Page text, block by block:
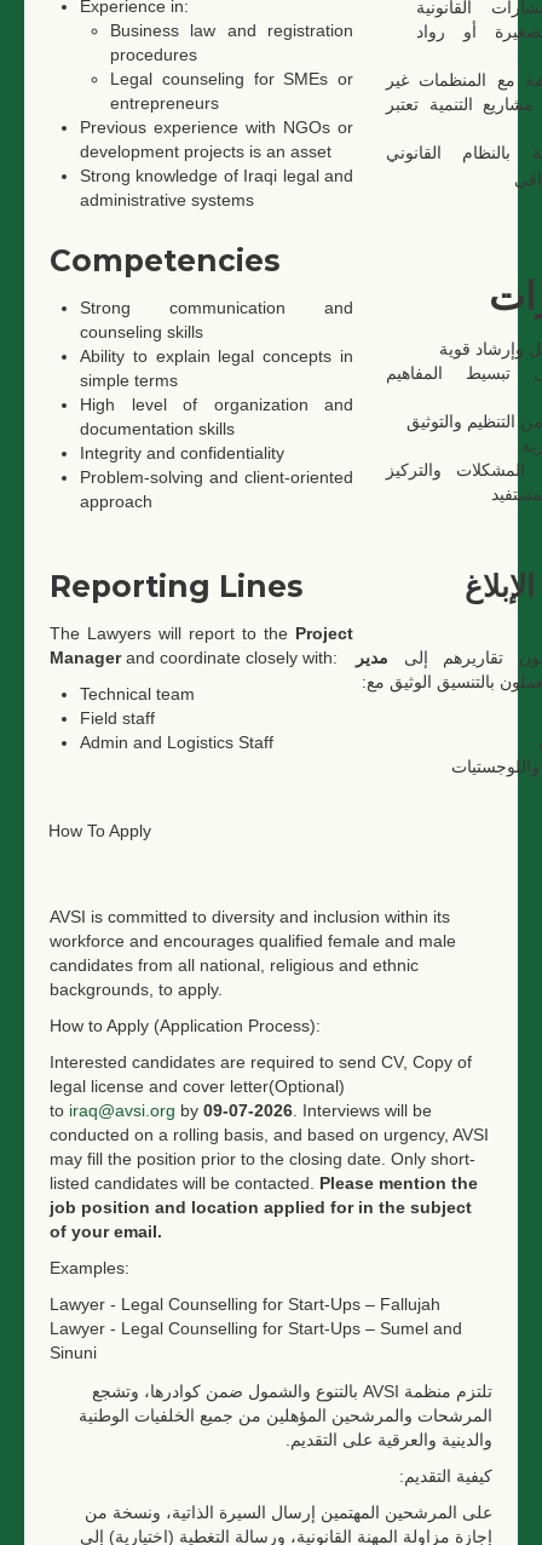
Experience in:
Business law and registration
procedures
Legal counseling for SMEs or
entrepreneurs
Previous experience with NGOs or
development projects is an asset
Strong knowledge of Iraqi legal and
administrative systems
القانونية
أو رواد
مع المنظمات غير
التنمية تعتبر
بالنظام القانوني
Competencies
Strong communication and
counseling skills
Ability to explain legal concepts in
simple terms
High level of organization and
documentation skills
Integrity and confidentiality
Problem-solving and client-oriented
approach
وإرشاد قوية
تبسيط المفاهيم
التنظيم والتوثيق
والتركيز
Reporting Lines
The Lawyers will report to the Project
Managerand coordinate closely with:
Technical team
Field staff
Admin and Logistics Staff
تقاريرهم إلى مدير
بالتنسيق الوثيق مع:
How To Apply
AVSI is committed to diversity and inclusion within its
workforce and encourages qualified female and male
candidates from all national, religious and ethnic
backgrounds, to apply.
How to Apply (Application Process):
Interested candidates are required to send CV, Copy of
legal license and cover letter(Optional)
to iraq@avsi.org by 09-07-2026 . Interviews will be
conducted on a rolling basis, and based on urgency, AVSI
may fill the position prior to the closing date. Only short-
listed candidates will be contacted. Please mention the
job position and location applied for in the subject
of your email.
Examples:
Lawyer - Legal Counselling for Start-Ups – Fallujah
Lawyer - Legal Counselling for Start-Ups – Sumel and
Sinuni
تلتزم منظمة AVSI بالتنوع والشمول ضمن كوادرها، وتشجع
المرشحات والمرشحين المؤهلين من جميع الخلفيات الوطنية
والدينية والعرقية على التقديم.
كيفية التقديم:
على المرشحين المهتمين إرسال السيرة الذاتية، ونسخة من
إجازة مزاولة المهنة القانونية، ورسالة التغطية (اختيارية) إلى